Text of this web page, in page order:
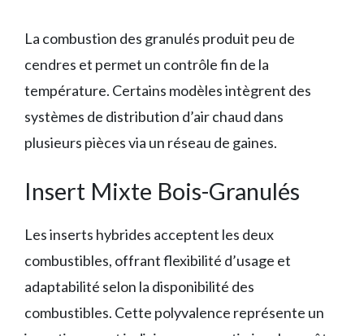
La combustion des granulés produit peu de
cendres et permet un contrôle fin de la
température. Certains modèles intègrent des
systèmes de distribution d’air chaud dans
plusieurs pièces via un réseau de gaines.
Insert Mixte Bois-Granulés
Les inserts hybrides acceptent les deux
combustibles, offrant flexibilité d’usage et
adaptabilité selon la disponibilité des
combustibles. Cette polyvalence représente un